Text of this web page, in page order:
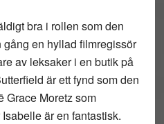
bra i rollen som den
en hyllad filmregissör
av leksaker i en butik på
är ett fynd som den
Grace Moretz som
är en fantastisk.